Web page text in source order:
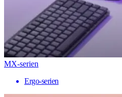
MX-serien
Ergo-serien